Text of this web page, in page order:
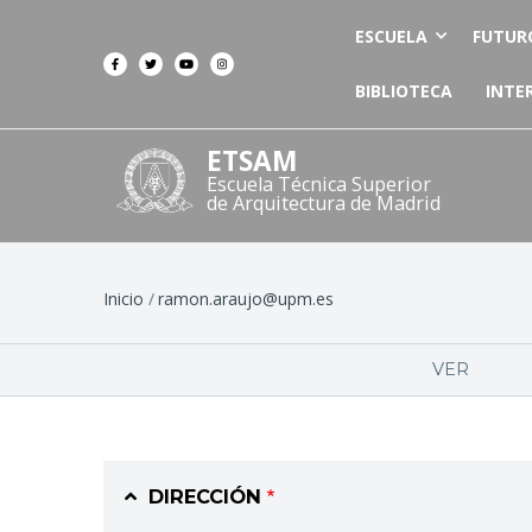
ESCUELA
BIBLIOTECA
ETSAM
Escuela Técnica Superior
de Arquitectura de Madrid
Ruta
de
navegación
Inicio ramon.araujo@upm.es
principales
VER
DIRECCIÓN